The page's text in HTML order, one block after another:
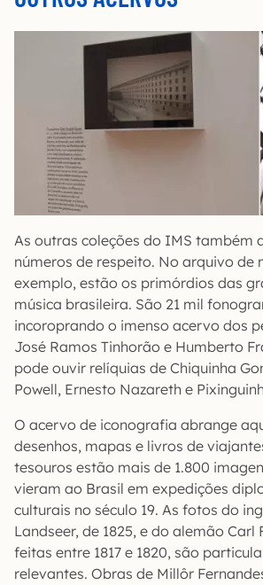
As outras coleções do IMS também
números de respeito. No arquivo de
exemplo, estão os primórdios das
música brasileira. São 21 mil
incoroprando o imenso acervo dos
José Ramos Tinhorão e Humberto
pode ouvir relíquias de Chiquinha
Powell, Ernesto Nazareth e
O acervo de iconografia abrange
desenhos, mapas e livros de
tesouros estão mais de 1.800
vieram ao Brasil em expedições
culturais no século 19. As fotos do
Landseer, de 1825, e do alemão Carl
feitas entre 1817 e 1820, são
relevantes. Obras de Millôr